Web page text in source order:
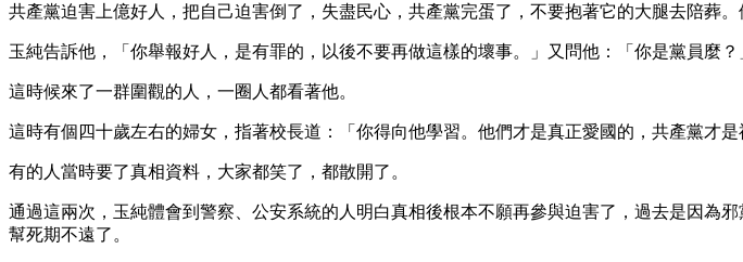
共產黨迫害上億好人，把自己迫害倒了，失盡民心，共產黨完蛋了，不要抱著它的大腿去陪葬。
玉純告訴他，「你舉報好人，是有罪的，以後不要再做這樣的壞事。」又問他：「你是黨員麼？
這時候來了一群圍觀的人，一圈人都看著他。
這時有個四十歲左右的婦女，指著校長道：「你得向他學習。他們才是真正愛國的，共產黨才是
有的人當時要了真相資料，大家都笑了，都散開了。
通過這兩次，玉純體會到警察、公安系統的人明白真相後根本不願再參與迫害了，過去是因為
幫死期不遠了。